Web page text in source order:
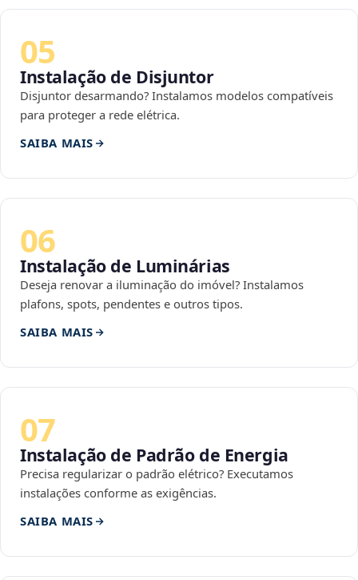
05
Instalação de Disjuntor
Disjuntor desarmando? Instalamos modelos compatíveis
para proteger a rede elétrica.
SAIBA MAIS
06
Instalação de Luminárias
Deseja renovar a iluminação do imóvel? Instalamos
plafons, spots, pendentes e outros tipos.
SAIBA MAIS
07
Instalação de Padrão de Energia
Precisa regularizar o padrão elétrico? Executamos
instalações conforme as exigências.
SAIBA MAIS